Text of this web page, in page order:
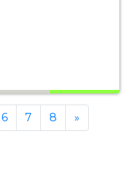
6 7 8 »Próxima